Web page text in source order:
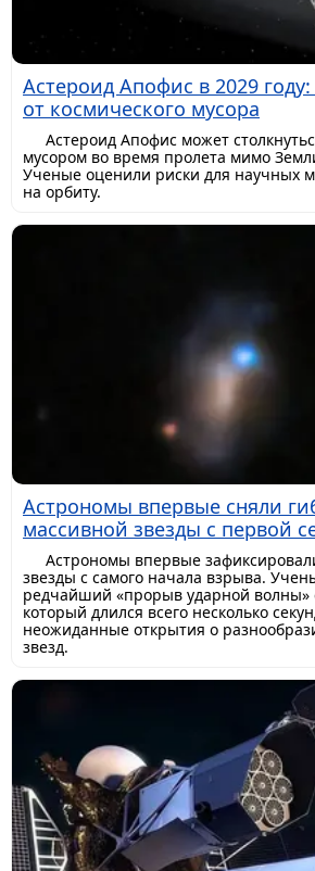
Астероид Апофис в 2029 году:
от космического мусора
Астероид Апофис может
мусором во время пролета мимо
Ученые оценили риски для научных
на орбиту.
Астрономы впервые сняли
массивной звезды с первой
Астрономы впервые
звезды с самого начала взрыва.
редчайший «прорыв ударной волны»
который длился всего несколько
неожиданные открытия о
звезд.